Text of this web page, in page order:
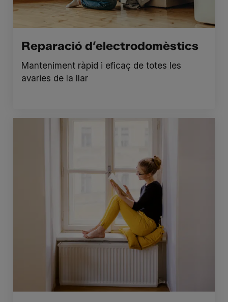
Reparació d’electrodomèstics
Manteniment ràpid i eficaç de totes les
avaries de la llar